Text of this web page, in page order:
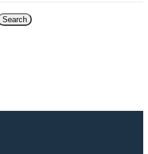
Search